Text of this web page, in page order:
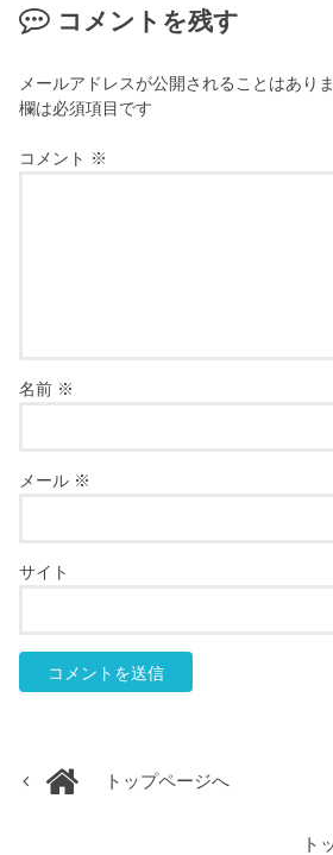
コメントを残す
メールアドレスが公開されることはありま
欄は必須項目です
コメント ※
名前 ※
メール ※
サイト
トップページへ
ト